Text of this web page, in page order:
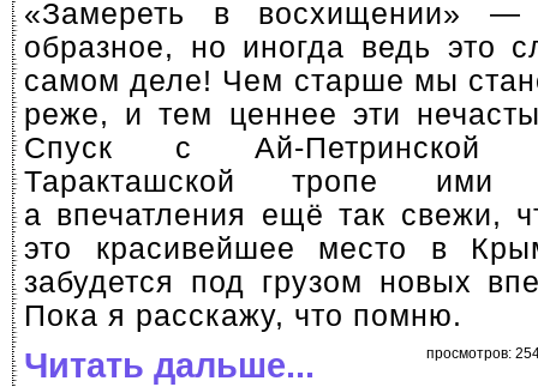
«Замереть в восхищении» —
образное, но иногда ведь это
самом деле! Чем старше мы
реже, и тем ценнее эти
Спуск с Ай-Петринской
Таракташской тропе ими
а впечатления ещё так свежи,
это красивейшее место в
забудется под грузом новых
Пока я расскажу, что помню.
просмотров:
Читать дальше...